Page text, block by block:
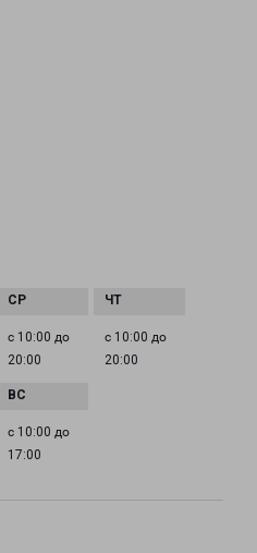
с 10:00 до
20:00
с 10:00 до
20:00
с 10:00 до
17:00